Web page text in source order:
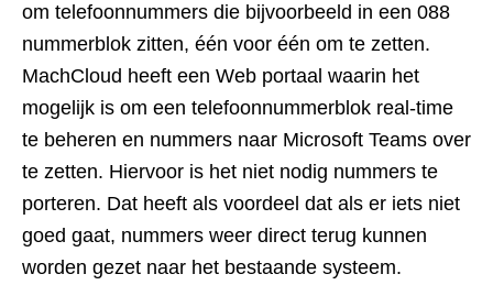
om telefoonnummers die bijvoorbeeld in een 088
nummerblok zitten, één voor één om te zetten.
MachCloud heeft een Web portaal waarin het
mogelijk is om een telefoonnummerblok real-time
te beheren en nummers naar Microsoft Teams over
te zetten. Hiervoor is het niet nodig nummers te
porteren. Dat heeft als voordeel dat als er iets niet
goed gaat, nummers weer direct terug kunnen
worden gezet naar het bestaande systeem.